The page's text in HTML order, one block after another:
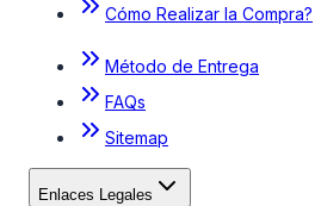
Cómo Realizar la Compra?
Método de Entrega
FAQs
Sitemap
Enlaces Legales